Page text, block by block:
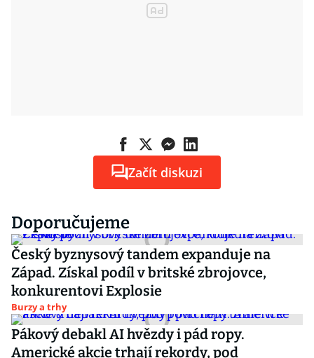
Začít diskuzi
Doporučujeme
Český byznysový tandem expanduje na
Západ. Získal podíl v britské zbrojovce,
konkurentovi Explosie
Burzy a trhy
Pákový debakl AI hvězdy i pád ropy.
Americké akcie trhají rekordy, pod